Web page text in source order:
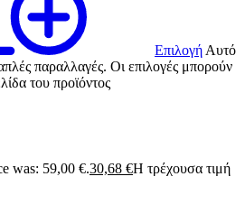
Επιλογή Αυτό
παραλλαγές. Οι επιλογές μπορούν
του προϊόντος
was: 59,00 €.30,68 €Η τρέχουσα τιμή